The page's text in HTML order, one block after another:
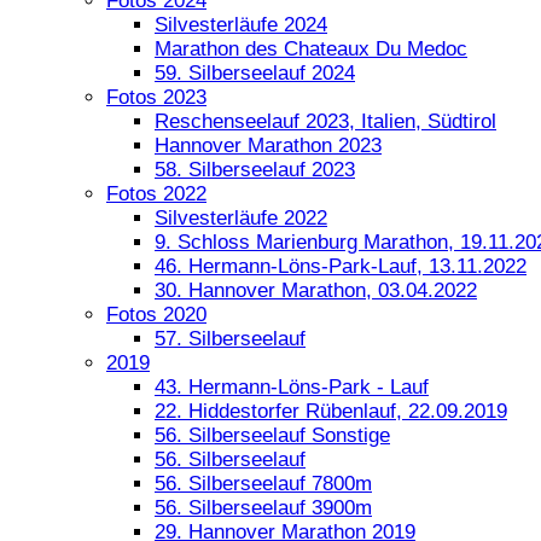
Silvesterläufe 2024
Marathon des Chateaux Du Medoc
59. Silberseelauf 2024
Fotos 2023
Reschenseelauf 2023, Italien, Südtirol
Hannover Marathon 2023
58. Silberseelauf 2023
Fotos 2022
Silvesterläufe 2022
9. Schloss Marienburg Marathon,
46. Hermann-Löns-Park-Lauf, 13.11.2022
30. Hannover Marathon, 03.04.2022
Fotos 2020
57. Silberseelauf
2019
43. Hermann-Löns-Park - Lauf
22. Hiddestorfer Rübenlauf, 22.09.2019
56. Silberseelauf Sonstige
56. Silberseelauf
56. Silberseelauf 7800m
56. Silberseelauf 3900m
29. Hannover Marathon 2019